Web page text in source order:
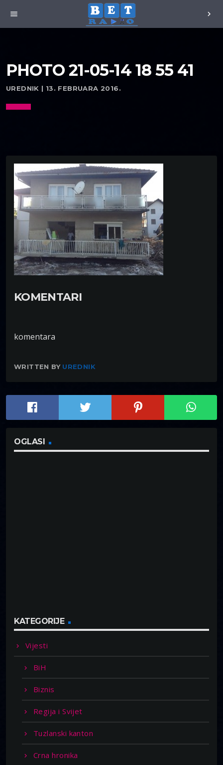
menu chevron_right
PHOTO 21-05-14 18 55 41
UREDNIK | 13. FEBRUARA 2016.
KOMENTARI
komentara
WRITTEN BY UREDNIK
OGLASI
KATEGORIJE
Vijesti
BiH
Biznis
Regija i Svijet
Tuzlanski kanton
Crna hronika